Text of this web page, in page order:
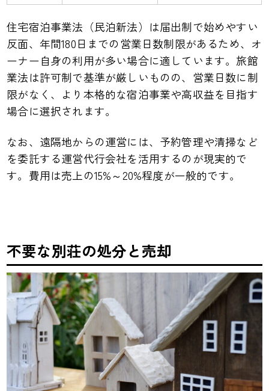
住宅宿泊事業法（民泊新法）は届出制で始めやすい
反面、年間180日までの営業日数制限があるため、オ
ーナー自身の利用が多い場合に適しています。旅館
業法は許可制で基準が厳しいものの、営業日数に制
限がなく、より本格的な宿泊事業や高収益を目指す
場合に選択されます。
なお、遠隔地からの運営には、予約管理や清掃など
を委託する運営代行会社を活用するのが現実的で
す。費用は売上の15%～20%程度が一般的です。
不要な別荘の処分と売却